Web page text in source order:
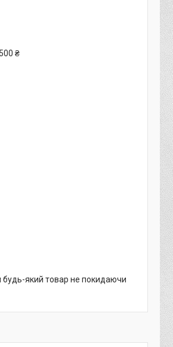
₴
будь-який товар не покидаючи